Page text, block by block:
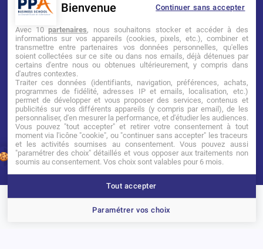
Mentions légales Tarifs CGI
Établissement d’Enseignement
Supérieur Technique Privé
Dernière mise à jour : Novembre 2025
Portes ouvertes
Continuer sans accepter
Bienvenue
Avec 10partenaires, nous souhaitons stocker et accéder à des
informations sur vos appareils (cookies, pixels, etc.), combiner et
transmettre entre partenaires vos données personnelles, qu'elles
soient collectées sur ce site ou dans nos emails, déjà détenues par
certains d'entre nous ou obtenues ultérieurement, y compris dans
d'autres contextes.
Traiter ces données (identifiants, navigation, préférences, achats,
programmes de fidélité, adresses IP et emails, localisation, etc.)
permet de développer et vous proposer des services, contenus et
publicités sur vos différents appareils (y compris par email), de les
personnaliser, d'en mesurer la performance, et d'étudier les audiences.
Vous pouvez "tout accepter" et retirer votre consentement à tout
moment via l'icône "cookie", ou "continuer sans accepter" les traceurs
et les activités soumises au consentement. Vous pouvez aussi
"paramétrer des choix" détaillés et vous opposer aux traitements non
soumis au consentement. Vos choix sont valables pour 6 mois.
Paramétrer vos choix
Tout accepter
1